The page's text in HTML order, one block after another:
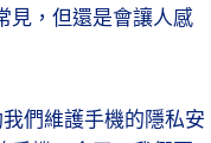
見，但還是會讓人感
們維護手機的隱私安